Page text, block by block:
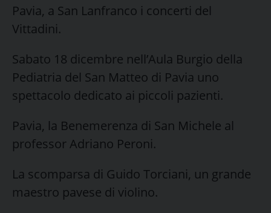
Pavia, a San Lanfranco i concerti del
Vittadini.
Sabato 18 dicembre nell’Aula Burgio della
Pediatria del San Matteo di Pavia uno
spettacolo dedicato ai piccoli pazienti.
Pavia, la Benemerenza di San Michele al
professor Adriano Peroni.
La scomparsa di Guido Torciani, un grande
maestro pavese di violino.